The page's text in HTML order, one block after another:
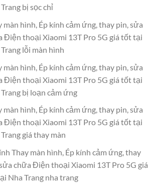
bị sọc chỉ
màn hình, Ép kính cảm ứng, thay pin, sửa
Điện thoại Xiaomi 13T Pro 5G giá tốt tại
lỗi màn hình
màn hình, Ép kính cảm ứng, thay pin, sửa
Điện thoại Xiaomi 13T Pro 5G giá tốt tại
bị loạn cảm ứng
màn hình, Ép kính cảm ứng, thay pin, sửa
Điện thoại Xiaomi 13T Pro 5G giá tốt tại
giá thay màn
Thay màn hình, Ép kính cảm ứng, thay
chữa Điện thoại Xiaomi 13T Pro 5G giá
Nha Trang nha trang